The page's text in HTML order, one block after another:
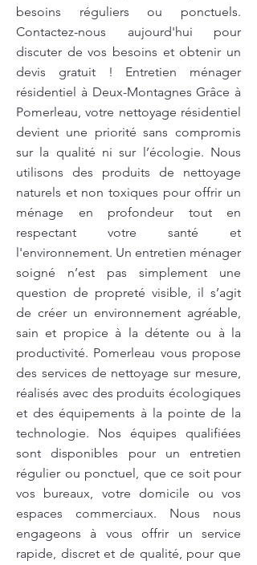
besoins réguliers ou ponctuels.
Contactez-nous aujourd'hui pour
discuter de vos besoins et obtenir un
devis gratuit ! Entretien ménager
résidentiel à Deux-Montagnes Grâce à
Pomerleau, votre nettoyage résidentiel
devient une priorité sans compromis
sur la qualité ni sur l’écologie. Nous
utilisons des produits de nettoyage
naturels et non toxiques pour offrir un
ménage en profondeur tout en
respectant votre santé et
l'environnement. Un entretien ménager
soigné n’est pas simplement une
question de propreté visible, il s’agit
de créer un environnement agréable,
sain et propice à la détente ou à la
productivité. Pomerleau vous propose
des services de nettoyage sur mesure,
réalisés avec des produits écologiques
et des équipements à la pointe de la
technologie. Nos équipes qualifiées
sont disponibles pour un entretien
régulier ou ponctuel, que ce soit pour
vos bureaux, votre domicile ou vos
espaces commerciaux. Nous nous
engageons à vous offrir un service
rapide, discret et de qualité, pour que